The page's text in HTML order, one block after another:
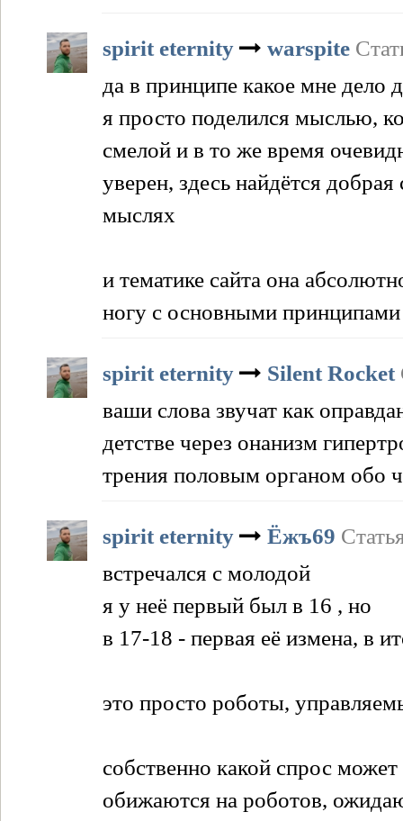
spirit eternity warspite
да в принципе какое мне дело
я просто поделился мыслью,
смелой и в то же время
уверен, здесь найдётся
мыслях
и тематике сайта она
ногу с основными
spirit eternity Silent Rocket
ваши слова звучат как
детстве через онанизм
трения половым органом обо
spirit eternity Ёжъ69
встречался с молодой
я у неё первый был в 16 , но
в 17-18 - первая её измена, в
это просто роботы,
собственно какой спрос
обижаются на роботов,